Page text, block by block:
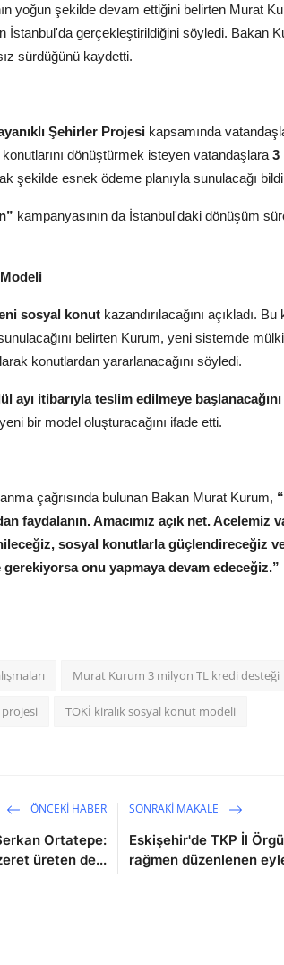
yoğun şekilde devam ettiğini belirten Murat
İstanbul'da gerçekleştirildiğini söyledi. Bakan
sürdüğünü kaydetti.
Şehirler Projesi kapsamında
konutlarını dönüştürmek isteyen vatandaşlara 3
şekilde esnek ödeme planıyla sunulacağı
kampanyasının da İstanbul'daki dönüşüm
sosyal konut kazandırılacağını açıkladı.
belirten Kurum, yeni sistemde
konutlardan yararlanacağını söyledi.
ayı itibarıyla teslim edilmeye başlanacağını
bir model oluşturacağını ifade etti.
çağrısında bulunan Bakan Murat Kurum,
faydalanın. Amacımız açık net. Acelemiz
sosyal konutlarla güçlendireceğiz
onu yapmaya devam edeceğiz.”
Murat Kurum 3 milyon TL kredi desteği
TOKİ kiralık sosyal konut modeli
ÖNCEKI HABER
Ortatepe:
üreten de...
SONRAKI MAKALE
Eskişehir'de TKP İl
rağmen düzenlenen